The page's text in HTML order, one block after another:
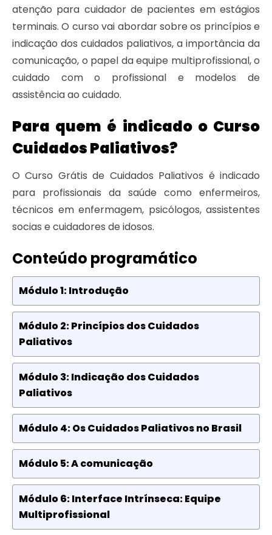
atenção para cuidador de pacientes em estágios
terminais. O curso vai abordar sobre os princípios e
indicação dos cuidados paliativos, a importância da
comunicação, o papel da equipe multiprofissional, o
cuidado com o profissional e modelos de
assistência ao cuidado.
Para quem é indicado o Curso
Cuidados Paliativos?
O Curso Grátis de Cuidados Paliativos é indicado
para profissionais da saúde como enfermeiros,
técnicos em enfermagem, psicólogos, assistentes
socias e cuidadores de idosos.
Conteúdo programático
Módulo 1: Introdução
Módulo 2: Princípios dos Cuidados
Paliativos
Módulo 3: Indicação dos Cuidados
Paliativos
Módulo 4: Os Cuidados Paliativos no Brasil
Módulo 5: A comunicação
Módulo 6: Interface Intrínseca: Equipe
Multiprofissional